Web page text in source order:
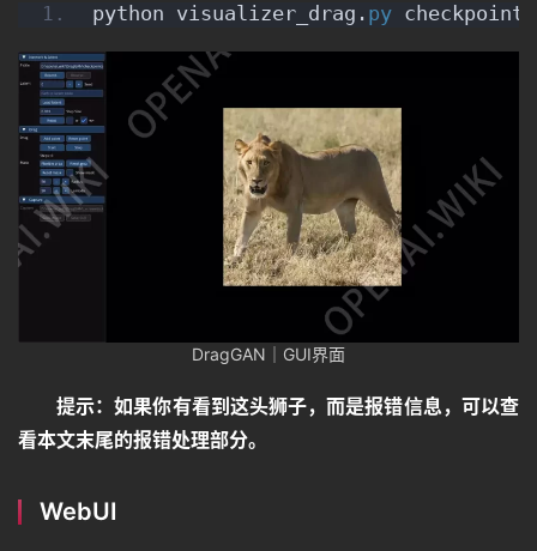
python visualizer_drag. py
DragGAN｜GUI界面
提示：如果你有看到这头狮子，而是报错信息，可以查
看本文末尾的报错处理部分。
WebUI